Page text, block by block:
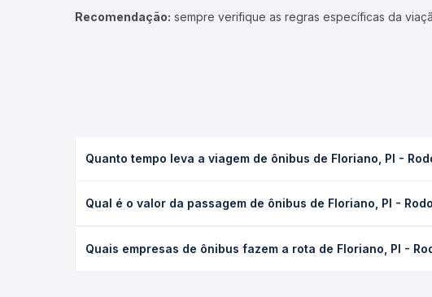
Recomendação: sempre verifique as regras específicas da
Quanto tempo leva a viagem de ônibus de Floriano, PI -
(convencional, executivo ou leito) e as condições de tráfego.
Qual é o valor da passagem de ônibus de Floriano, PI -
tipo de poltrona e a antecedência da compra. Na Quero
Quais empresas de ônibus fazem a rota de Floriano, PI -